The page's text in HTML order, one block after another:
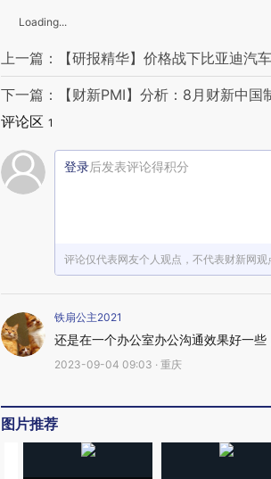
Loading...
上一篇：【研报精华】价格战下比亚迪汽
下一篇：【财新PMI】分析：8月财新中国
评论区 1
登录后发表评论得积分
评论仅代表网友个人观点，不代表财新网观
铁扇公主2021
还是在一个办公室办公沟通效果好一些
2023-09-04 09:03 · 重庆
图片推荐